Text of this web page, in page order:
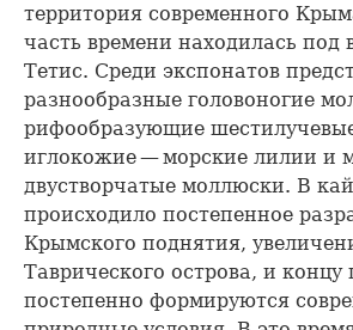
территория современного
часть времени находилась под
Тетис. Среди экспонатов
разнообразные головоногие
рифообразующие
иглокожие — морские лилии и
двустворчатые моллюски. В
происходило постепенное
Крымского поднятия,
Таврического острова, и концу
постепенно формируются